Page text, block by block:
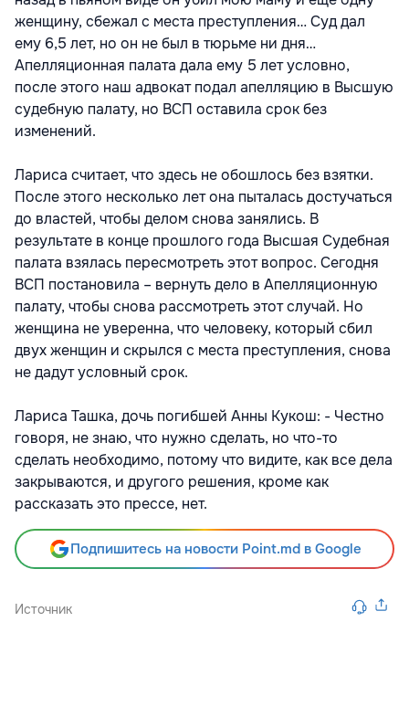
женщину, сбежал с места преступления… Суд дал
ему 6,5 лет, но он не был в тюрьме ни дня…
Апелляционная палата дала ему 5 лет условно,
после этого наш адвокат подал апелляцию в Высшую
судебную палату, но ВСП оставила срок без
изменений.
Лариса считает, что здесь не обошлось без взятки.
После этого несколько лет она пыталась достучаться
до властей, чтобы делом снова занялись. В
результате в конце прошлого года Высшая Судебная
палата взялась пересмотреть этот вопрос. Сегодня
ВСП постановила – вернуть дело в Апелляционную
палату, чтобы снова рассмотреть этот случай. Но
женщина не уверенна, что человеку, который сбил
двух женщин и скрылся с места преступления, снова
не дадут условный срок.
Лариса Ташка, дочь погибшей Анны Кукош: - Честно
говоря, не знаю, что нужно сделать, но что-то
сделать необходимо, потому что видите, как все дела
закрываются, и другого решения, кроме как
рассказать это прессе, нет.
Подпишитесь на новости Point.md в Google
Источник